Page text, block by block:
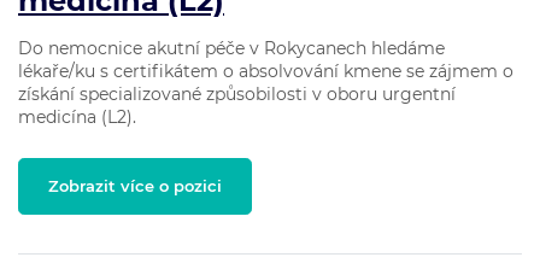
Do nemocnice akutní péče v Rokycanech hledáme
lékaře/ku s certifikátem o absolvování kmene se zájmem o
získání specializované způsobilosti v oboru urgentní
medicína (L2).
Zobrazit více o pozici